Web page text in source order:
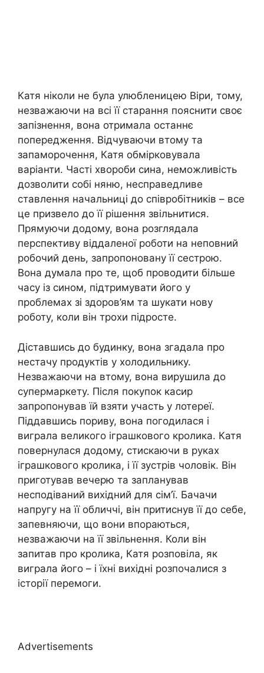
Катя ніколи не була улюбленицею Віри, тому,
незважаючи на всі її старання пояснити своє
запізнення, вона отримала останнє
попередження. Відчуваючи втому та
запаморочення, Катя обмірковувала
варіанти. Часті хвороби сина, неможливість
дозволити собі няню, несправедливе
ставлення начальниці до співробітників – все
це призвело до її рішення звільнитися.
Прямуючи додому, вона розглядала
перспективу віддаленої роботи на неповний
робочий день, запропоновану її сестрою.
Вона думала про те, щоб проводити більше
часу із сином, підтримувати його у
проблемах зі здоров’ям та шукати нову
роботу, коли він трохи підросте.
Діставшись до будинку, вона згадала про
нестачу продуктів у холодильнику.
Незважаючи на втому, вона вирушила до
супермаркету. Після покупок касир
запропонував їй взяти участь у лотереї.
Піддавшись пориву, вона погодилася і
виграла великого іграшкового кролика. Катя
повернулася додому, стискаючи в руках
іграшкового кролика, і її зустрів чоловік. Він
приготував вечерю та запланував
несподіваний вихідний для сім’ї. Бачачи
напругу на її обличчі, він притиснув її до себе,
запевняючи, що вони впораються,
незважаючи на її звільнення. Коли він
запитав про кролика, Катя розповіла, як
виграла його – і їхні вихідні розпочалися з
історії перемоги.
Advertisements